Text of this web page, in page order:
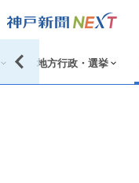
地方行政・選挙